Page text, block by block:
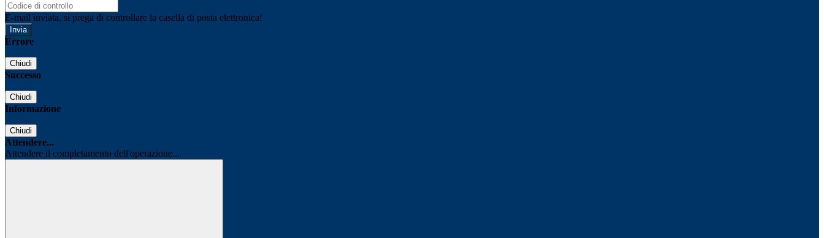
E-mail inviata, si prega di controllare la casella di posta elettronica!
Errore
Chiudi
Successo
Chiudi
Informazione
Chiudi
Attendere...
Attendere il completamento dell'operazione...